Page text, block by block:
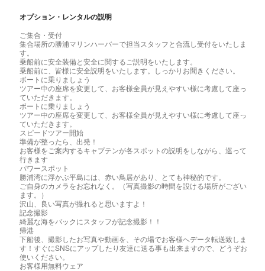
オプション・レンタルの説明
ご集合・受付
集合場所の勝浦マリンハーバーで担当スタッフと合流し受付をいたしま
す。
乗船前に安全装備と安全に関するご説明をいたします。
乗船前に、皆様に安全説明をいたします。しっかりお聞きください。
ボートに乗りましょう
ツアー中の座席を変更して、お客様全員が見えやすい様に考慮して座っ
ていただきます。
ボートに乗りましょう
ツアー中の座席を変更して、お客様全員が見えやすい様に考慮して座っ
ていただきます。
スピードツアー開始
準備が整ったら、出発！
お客様をご案内するキャプテンが各スポットの説明をしながら、巡って
行きます
パワースポット
勝浦湾に浮かぶ平島には、赤い鳥居があり、とても神秘的です。
ご自身のカメラをお忘れなく。（写真撮影の時間を設ける場所がござい
ます。）
沢山、良い写真が撮れると思いますよ！
記念撮影
綺麗な海をバックにスタッフが記念撮影！！
帰港
下船後、撮影したお写真や動画を、その場でお客様へデータ転送致しま
す！すぐにSNSにアップしたり友達に送る事も出来ますので、どうぞお
使いください。
お客様用無料ウェア